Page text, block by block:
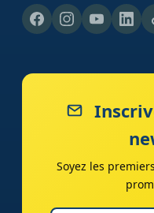
Soyez les